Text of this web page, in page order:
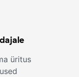
üritus